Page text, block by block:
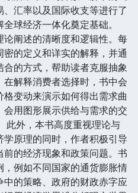
汇率以及国际收支等进行了
球经济一体化奠定基础。
阐述的清晰度和逻辑性。每
的定义和详实的解释，并通
的方式，帮助读者克服抽象
解释消费者选择时，书中会
变动来演示如何得出需求曲
用图形展示供给与需求的交
此外，本书高度重视理论与
原理的同时，作者积极引导
的经济现象和政策问题。书
例如不同国家的通货膨胀情
的策略、政府的财政赤字应